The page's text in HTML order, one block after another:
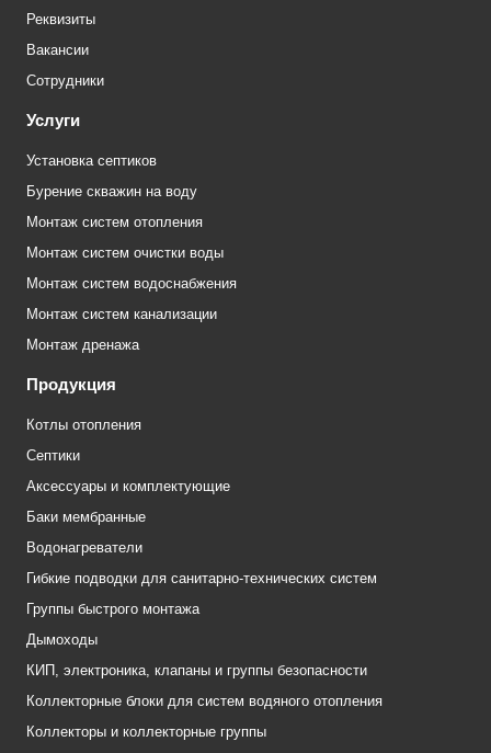
Реквизиты
Вакансии
Сотрудники
Услуги
Установка септиков
Бурение скважин на воду
Монтаж систем отопления
Монтаж систем очистки воды
Монтаж систем водоснабжения
Монтаж систем канализации
Монтаж дренажа
Продукция
Котлы отопления
Септики
Аксессуары и комплектующие
Баки мембранные
Водонагреватели
Гибкие подводки для санитарно-технических систем
Группы быстрого монтажа
Дымоходы
КИП, электроника, клапаны и группы безопасности
Коллекторные блоки для систем водяного отопления
Коллекторы и коллекторные группы